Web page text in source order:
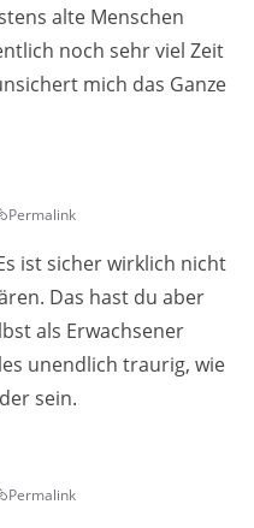
alte Menschen
noch sehr viel Zeit
mich das Ganze
Permalink
ist sicher wirklich nicht
Das hast du aber
als Erwachsener
unendlich traurig, wie
sein.
Permalink